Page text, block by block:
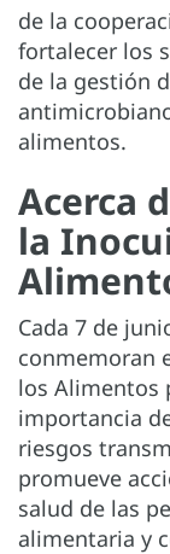
de la
fortalecer los
de la gestión
alimentos.
Acerca
la
Cada 7 de
conmemoran
los Alimentos
importancia
riesgos
promueve
salud de las
alimentaria y